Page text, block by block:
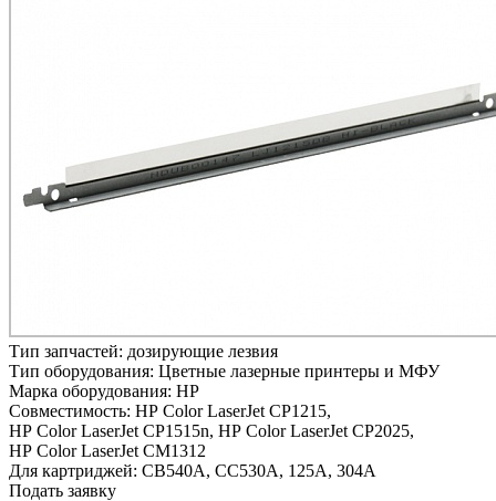
Тип запчастей: дозирующие лезвия
Тип оборудования: Цветные лазерные принтеры и МФУ
Марка оборудования: HP
Совместимость: HP Color LaserJet CP1215,
HP Color LaserJet CP1515n, HP Color LaserJet CP2025,
HP Color LaserJet CM1312
Для картриджей: CB540A, CC530A, 125A, 304A
Подать заявку